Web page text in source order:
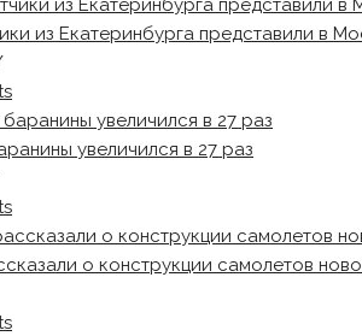
из Екатеринбурга представили в
увеличился в 27 раз
о конструкции самолетов